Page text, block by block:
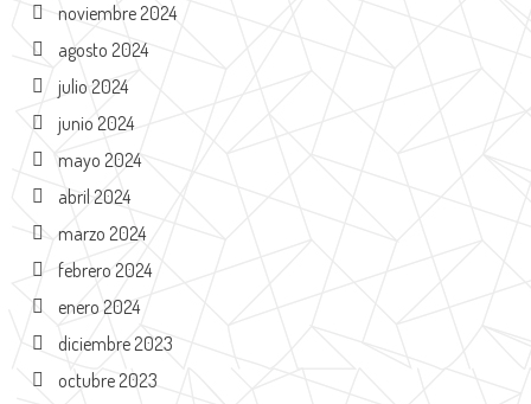
noviembre 2024
agosto 2024
julio 2024
junio 2024
mayo 2024
abril 2024
marzo 2024
febrero 2024
enero 2024
diciembre 2023
octubre 2023